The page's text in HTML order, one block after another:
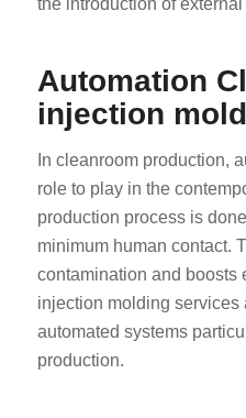
the introduction of
Automation
injection
In cleanroom production,
role to play in the
production process is
minimum human contact.
contamination and boosts
injection molding services
automated systems
production.